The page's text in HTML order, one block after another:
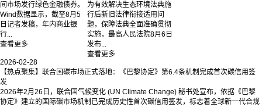
间市场发行绿色金融债券。
Wind数据显示，截至8月5
日记者发稿，年内商业银
行...
查看更多
为有效解决生态环境法典施
行后新旧法律衔接适用问
题，保障法典全面准确贯彻
实施，最高人民法院8月6日
发布...
查看更多
2026-02-28
【热点聚集】联合国碳市场正式落地：《巴黎协定》第6.4条机制完成首次碳信用签
发
2026年2月26日，联合国气候变化 (UN Climate Change) 秘书处宣布，依据《巴黎
协定》建立的国际碳市场机制已完成历史性首次碳信用签发，标志着全球新一代合规